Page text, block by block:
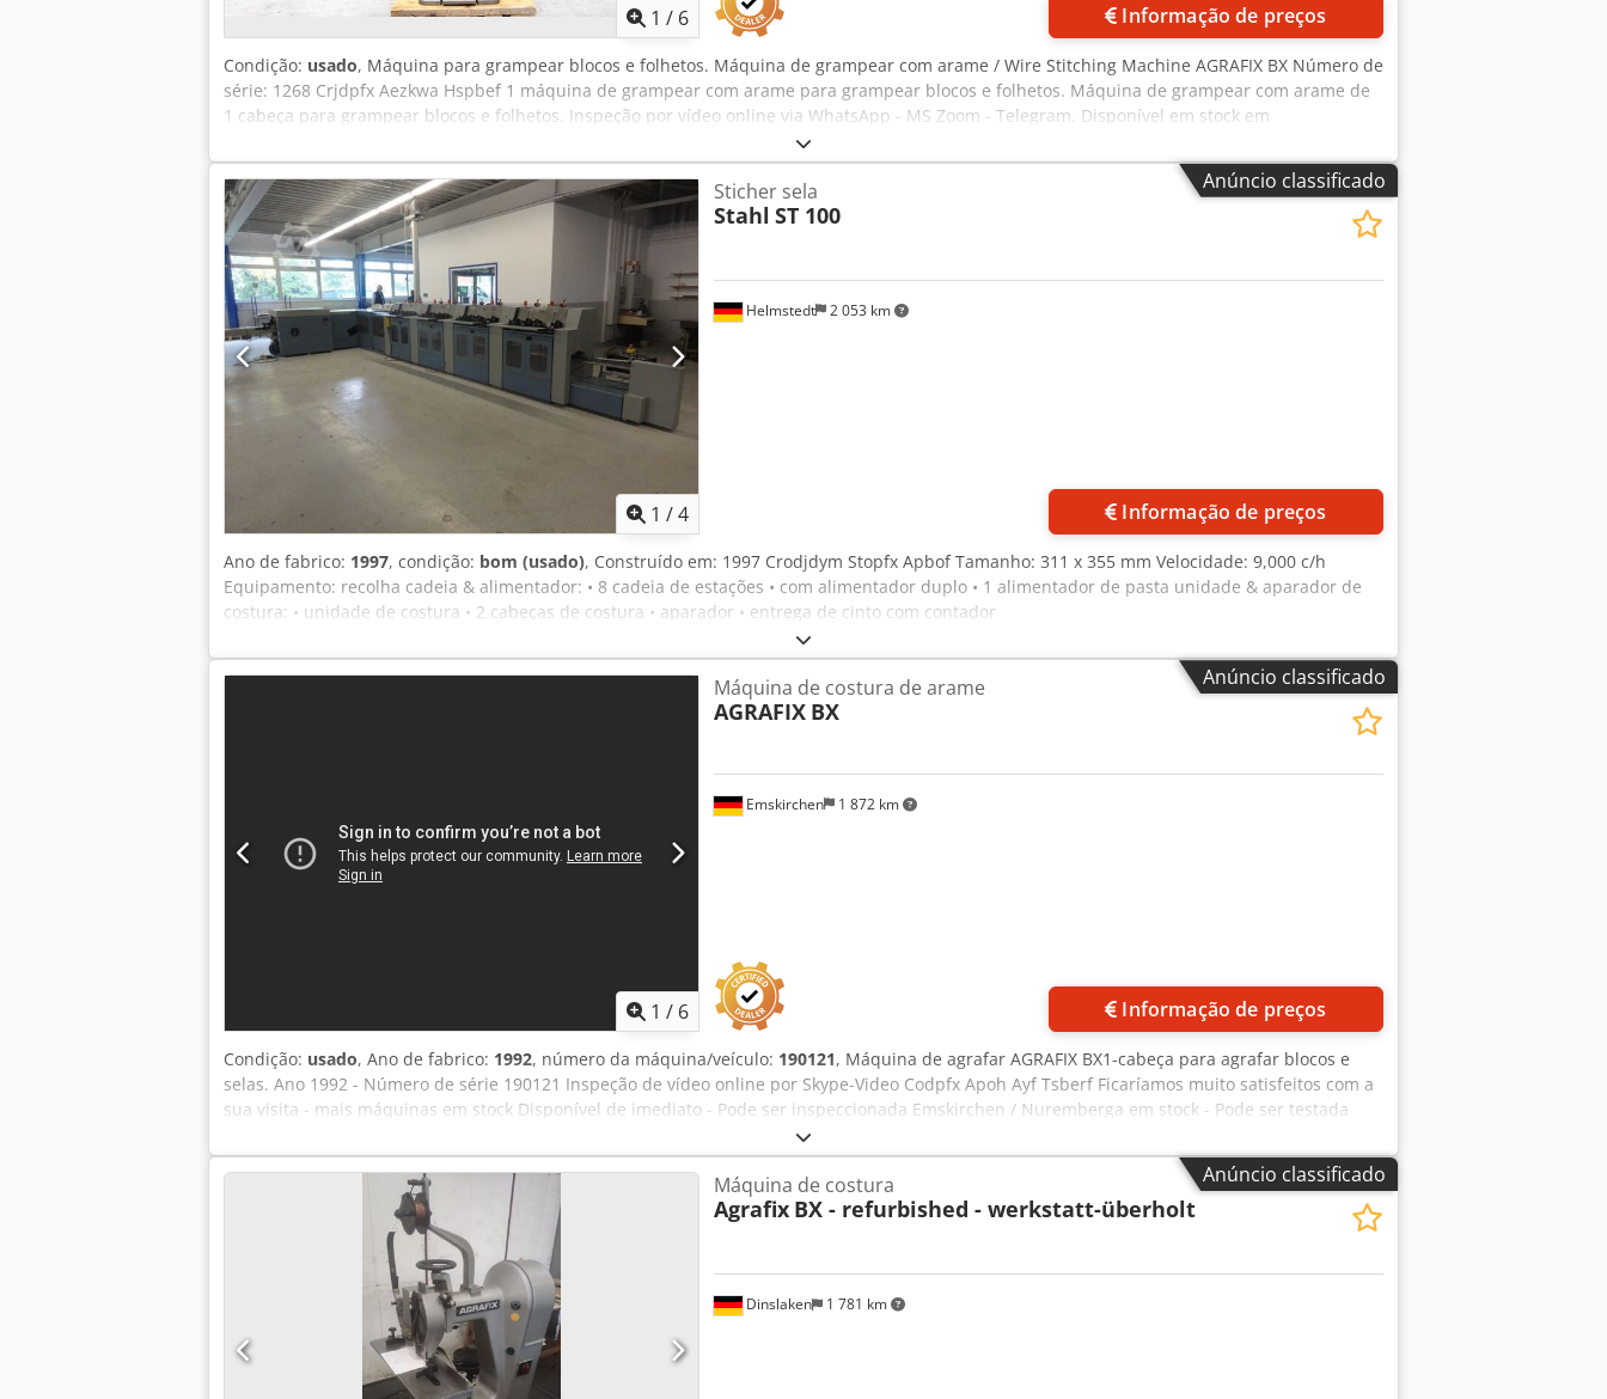
1 / 6 Informação de preços
Condição: usado, Máquina para grampear blocos e folhetos. Máquina de grampear com arame / Wire Stitching Machine AGRAFIX BX Número de
série: 1268 Crjdpfx Aezkwa Hspbef 1 máquina de grampear com arame para grampear blocos e folhetos. Máquina de grampear com arame de
1 cabeça para grampear blocos e folhetos. Inspeção por vídeo online via WhatsApp - MS Zoom - Telegram. Disponível em stock em
Emskirchen/Nuremberga - Disponível imediatamente - Pode ser testada.
Anúncio classificado
1 /4
Helmstedt 2 053 km
Sticher sela
Stahl ST 100
Informação de preços
Ano de fabrico: 1997, condição: bom (usado), Construído em: 1997 Crodjdym Stopfx Apbof Tamanho: 311 x 355 mm Velocidade: 9,000 c/h
Equipamento: recolha cadeia & alimentador: • 8 cadeia de estações • com alimentador duplo • 1 alimentador de pasta unidade & aparador de
costura: • unidade de costura • 2 cabeças de costura • aparador • entrega de cinto com contador
Anúncio classificado
1 / 6
Emskirchen 1 872 km
Máquina de costura de arame
AGRAFIX BX
Informação de preços
Condição: usado, Ano de fabrico: 1992, número da máquina/veículo: 190121, Máquina de agrafar AGRAFIX BX1-cabeça para agrafar blocos e
selas. Ano 1992 - Número de série 190121 Inspeção de vídeo online por Skype-Video Codpfx Apoh Ayf Tsberf Ficaríamos muito satisfeitos com a
sua visita - mais máquinas em stock Disponível de imediato - Pode ser inspeccionada Emskirchen / Nuremberga em stock - Pode ser testada
Anúncio classificado
Dinslaken 1 781 km
Máquina de costura
Agrafix BX - refurbished - werkstatt-überholt